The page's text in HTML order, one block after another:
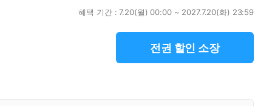
혜택 기간 :7.20(월) 00:00 ~ 2027.7.20(화) 23:59
전권 할인 소장